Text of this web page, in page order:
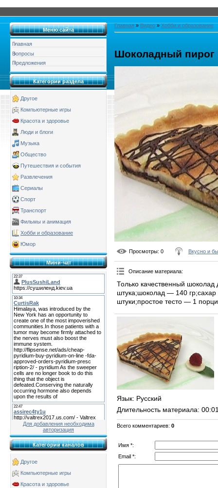
Меню сайта
Главная
Вопросы
Предложения
Категории раздела
Другое
Компьютерные игры
Красота и здоровье
Люди и блоги
Музыка
Общество
Путешествия и события
Развлечения
Сериалы
Спорт
Транспорт
Фильмы и анимация
Хобби и образование
Юмор
Мини-чат
Для добавления необходима
авторизация
Категории каналов
Другое
Компьютерные игры
Красота и здоровье
Главная » Видео » Хобби и образование
Шоколадный пирог
Просмотры: 0 Вкусно и
Описание материала:
Только качественный
штука;шоколад — 140
штуки;простое тесто — 1
Язык: Русский
Длительность материала:
Всего комментариев: 0
Имя *:
Email *: